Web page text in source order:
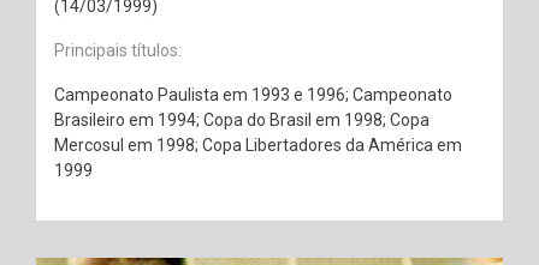
(14/03/1999)
Principais títulos:
Campeonato Paulista em 1993 e 1996; Campeonato
Brasileiro em 1994; Copa do Brasil em 1998; Copa
Mercosul em 1998; Copa Libertadores da América em
1999